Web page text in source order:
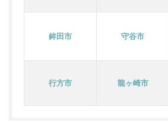
鉾田市 守谷市
行方市 龍ヶ崎市